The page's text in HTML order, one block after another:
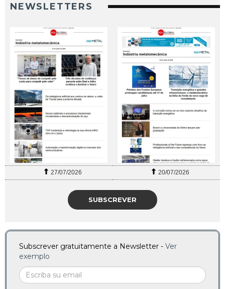
NEWSLETTERS
27/07/2026 20/07/2026
SUBSCREVER
Subscrever gratuitamente a Newsletter - Ver
exemplo